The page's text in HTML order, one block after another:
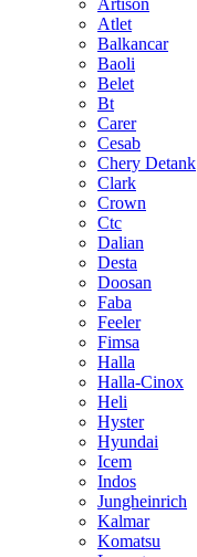
Artison
Atlet
Balkancar
Baoli
Belet
Bt
Carer
Cesab
Chery Detank
Clark
Crown
Ctc
Dalian
Desta
Doosan
Faba
Feeler
Fimsa
Halla
Halla-Cinox
Heli
Hyster
Hyundai
Icem
Indos
Jungheinrich
Kalmar
Komatsu